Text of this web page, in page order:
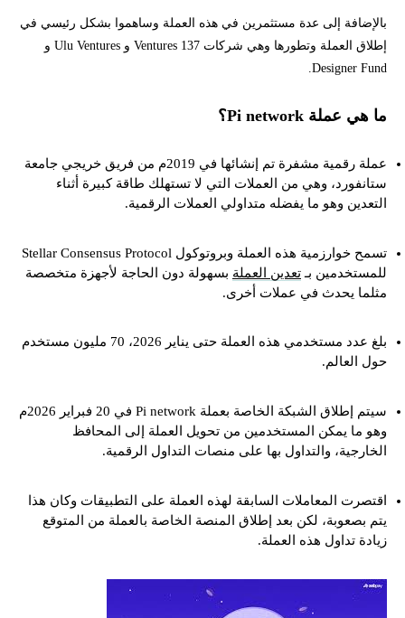
بالإضافة إلى عدة مستثمرين في هذه العملة وساهموا بشكل رئيسي في
إطلاق العملة وتطورها وهي شركات 137 Ventures و Ulu Ventures و
Designer Fund.
ما هي عملة Pi network؟
عملة رقمية مشفرة تم إنشائها في 2019م من فريق خريجي جامعة
ستانفورد، وهي من العملات التي لا تستهلك طاقة كبيرة أثناء
التعدين وهو ما يفضله متداولي العملات الرقمية.
تسمح خوارزمية هذه العملة وبروتوكول Stellar Consensus Protocol
للمستخدمين بـ تعدين العملة بسهولة دون الحاجة لأجهزة متخصصة
مثلما يحدث في عملات أخرى.
بلغ عدد مستخدمي هذه العملة حتى يناير 2026، 70 مليون مستخدم
حول العالم.
سيتم إطلاق الشبكة الخاصة بعملة Pi network في 20 فبراير 2026م
وهو ما يمكن المستخدمين من تحويل العملة إلى المحافظ
الخارجية، والتداول بها على منصات التداول الرقمية.
اقتصرت المعاملات السابقة لهذه العملة على التطبيقات وكان هذا
يتم بصعوبة، لكن بعد إطلاق المنصة الخاصة بالعملة من المتوقع
زيادة تداول هذه العملة.